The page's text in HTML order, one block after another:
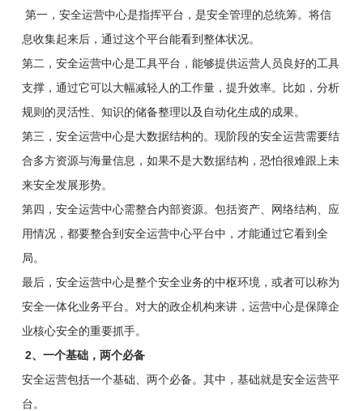
第一，安全运营中心是指挥平台，是安全管理的总统筹。将信
息收集起来后，通过这个平台能看到整体状况。
第二，安全运营中心是工具平台，能够提供运营人员良好的工具
支撑，通过它可以大幅减轻人的工作量，提升效率。比如，分析
规则的灵活性、知识的储备整理以及自动化生成的成果。
第三，安全运营中心是大数据结构的。现阶段的安全运营需要结
合多方资源与海量信息，如果不是大数据结构，恐怕很难跟上未
来安全发展形势。
第四，安全运营中心需整合内部资源。包括资产、网络结构、应
用情况，都要整合到安全运营中心平台中，才能通过它看到全
局。
最后，安全运营中心是整个安全业务的中枢环境，或者可以称为
安全一体化业务平台。对大的政企机构来讲，运营中心是保障企
业核心安全的重要抓手。
2、一个基础，两个必备
安全运营包括一个基础、两个必备。其中，基础就是安全运营平
台。